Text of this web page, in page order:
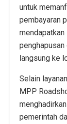
untuk
pembayaran
langsung ke
Selain
MPP
pemerintah